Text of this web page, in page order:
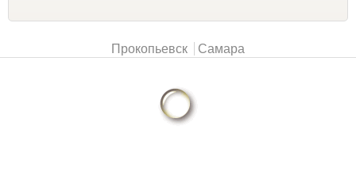
Прокопьевск Самара